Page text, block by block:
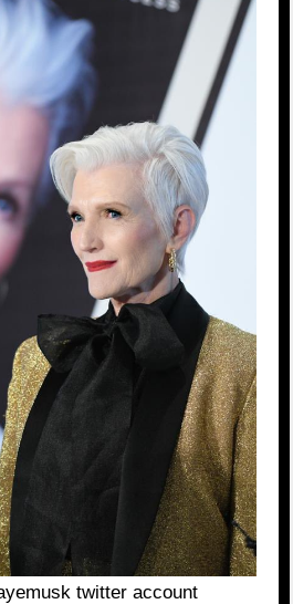
twitter account